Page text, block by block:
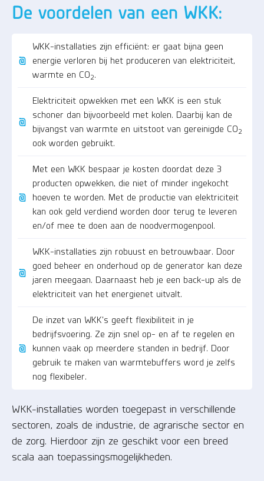
De voordelen van een WKK:
WKK-installaties zijn efficiënt: er gaat bijna geen
energie verloren bij het produceren van elektriciteit,
warmte en CO2.
Elektriciteit opwekken met een WKK is een stuk
schoner dan bijvoorbeeld met kolen. Daarbij kan de
bijvangst van warmte en uitstoot van gereinigde CO2
ook worden gebruikt.
Met een WKK bespaar je kosten doordat deze 3
producten opwekken, die niet of minder ingekocht
hoeven te worden. Met de productie van elektriciteit
kan ook geld verdiend worden door terug te leveren
en/of mee te doen aan de noodvermogenpool.
WKK-installaties zijn robuust en betrouwbaar. Door
goed beheer en onderhoud op de generator kan deze
jaren meegaan. Daarnaast heb je een back-up als de
elektriciteit van het energienet uitvalt.
De inzet van WKK's geeft flexibiliteit in je
bedrijfsvoering. Ze zijn snel op- en af te regelen en
kunnen vaak op meerdere standen in bedrijf. Door
gebruik te maken van warmtebuffers word je zelfs
nog flexibeler.
WKK-installaties worden toegepast in verschillende
sectoren, zoals de industrie, de agrarische sector en
de zorg. Hierdoor zijn ze geschikt voor een breed
scala aan toepassingsmogelijkheden.